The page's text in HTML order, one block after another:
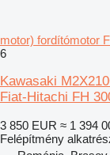
motor) fordítómotor
6
Kawasaki
Fiat-Hitachi FH
3 850 EUR ≈ 1 394
Felépítmény